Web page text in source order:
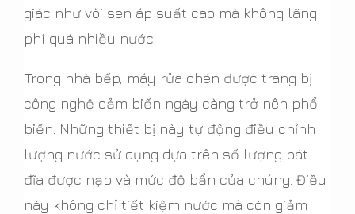
giác như vòi sen áp suất cao mà không lãng
phí quá nhiều nước.
Trong nhà bếp, máy rửa chén được trang bị
công nghệ cảm biến ngày càng trở nên phổ
biến. Những thiết bị này tự động điều chỉnh
lượng nước sử dụng dựa trên số lượng bát
đĩa được nạp và mức độ bẩn của chúng. Điều
này không chỉ tiết kiệm nước mà còn giảm